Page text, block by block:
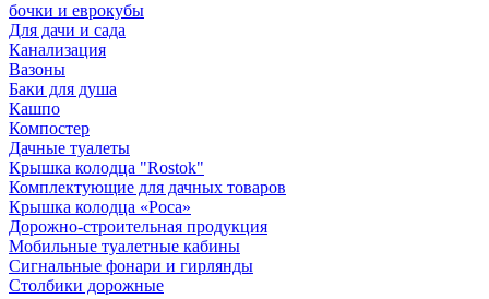
бочки и еврокубы
Для дачи и сада
Канализация
Вазоны
Баки для душа
Кашпо
Компостер
Дачные туалеты
Крышка колодца "Rostok"
Комплектующие для дачных товаров
Крышка колодца «Роса»
Дорожно-строительная продукция
Мобильные туалетные кабины
Сигнальные фонари и гирлянды
Столбики дорожные